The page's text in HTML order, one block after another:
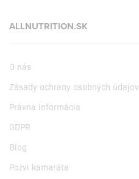
ALLNUTRITION.SK
O nás
Zásady ochrany osobných údajov
Právna informácia
GDPR
Blog
Pozvi kamaráta